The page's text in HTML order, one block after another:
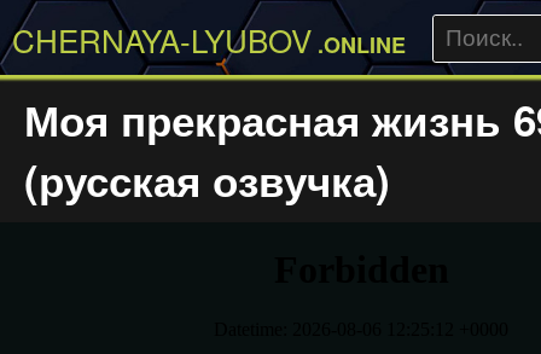
CHERNAYA-LYUBOV .ONLINE
Моя прекрасная жизнь
(русская озвучка)